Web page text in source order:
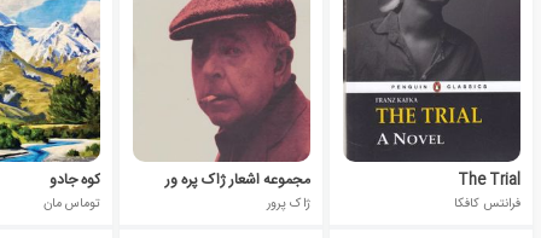
The Trial
فرانتس کافکا
مجموعه اشعار ژاک پره ور
ژاک پرور
کوه جادو
توماس مان